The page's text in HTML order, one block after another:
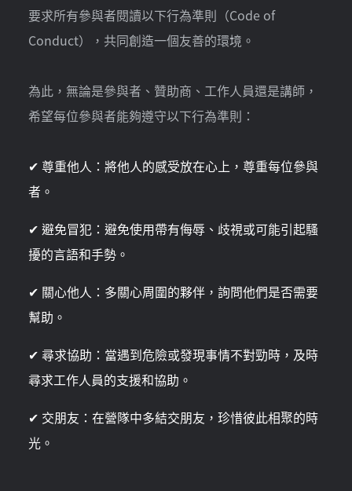
要求所有參與者閱讀以下行為準則（Code of
Conduct），共同創造一個友善的環境。
為此，無論是參與者、贊助商、工作人員還是講師，
希望每位參與者能夠遵守以下行為準則：
✔︎ 尊重他人：將他人的感受放在心上，尊重每位參與
者。
✔︎ 避免冒犯：避免使用帶有侮辱、歧視或可能引起騷
擾的言語和手勢。
✔︎ 關心他人：多關心周圍的夥伴，詢問他們是否需要
幫助。
✔︎ 尋求協助：當遇到危險或發現事情不對勁時，及時
尋求工作人員的支援和協助。
✔︎ 交朋友：在營隊中多結交朋友，珍惜彼此相聚的時
光。